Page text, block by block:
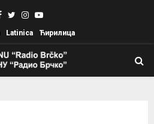
Facebook
TwitterInstagram
Youtube
Latinica Ћирилица